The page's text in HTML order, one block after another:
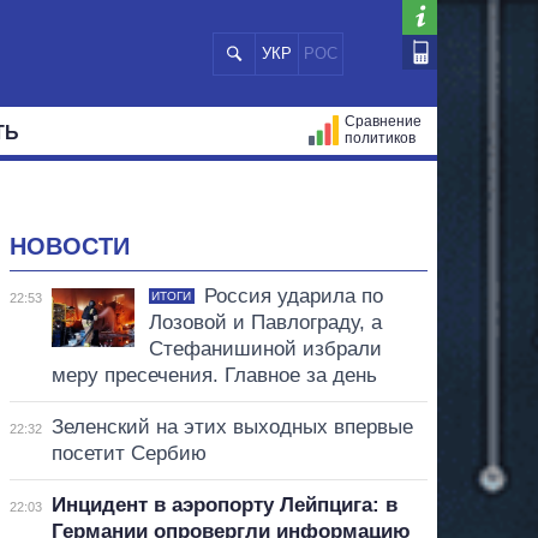
УКР РОС
Сравнение
политиков
НОВОСТИ
22:53 ИТОГИ
Россия ударила по
Лозовой и Павлограду, а
Стефанишиной избрали
меру пресечения. Главное за день
22:32
Зеленский на этих выходных впервые
посетит Сербию
22:03
Инцидент в аэропорту Лейпцига: в
Германии опровергли информацию